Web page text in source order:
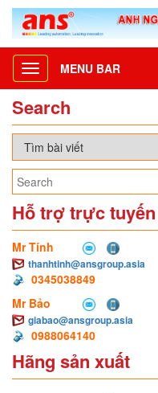
Toggle
navigation
MENU BAR
Search
Hỗ trợ trực tuyến
Mr Tính
thanhtinh@ansgroup.asia
0345038849
Mr Bảo
giabao@ansgroup.asia
0988064140
Hãng sản xuất